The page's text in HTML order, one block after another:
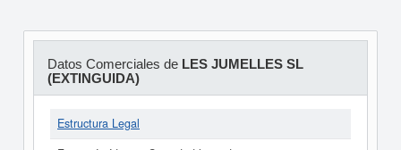
Datos Comerciales de LES JUMELLES SL
(EXTINGUIDA)
Estructura Legal